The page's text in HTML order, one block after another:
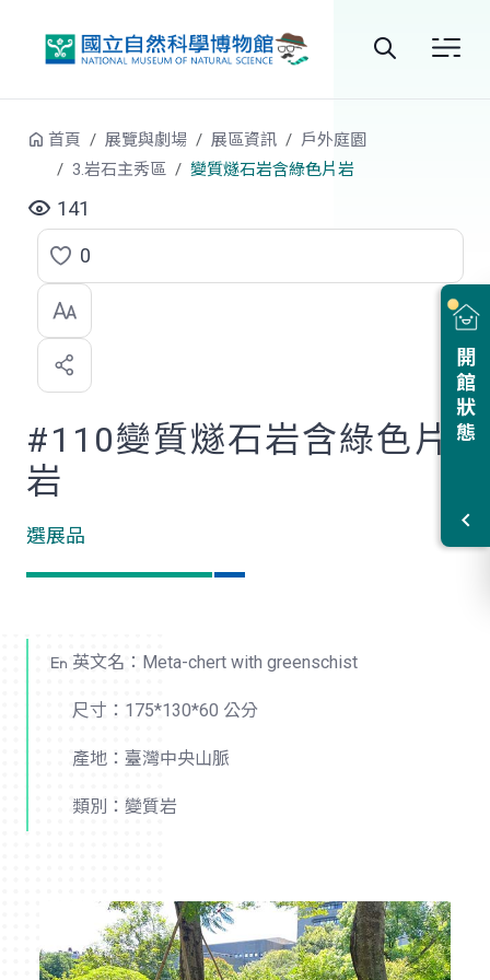
開館狀態
首頁 展覽與劇場 展區資訊
戶外庭園
3.岩石主秀區
變質燧石岩含綠色片岩
141
點
選
喜
歡
0
#110變質燧石岩含綠色片
岩
選展品
英文名：Meta-chert with greenschist
尺寸：175*130*60 公分
產地：臺灣中央山脈
類別：變質岩